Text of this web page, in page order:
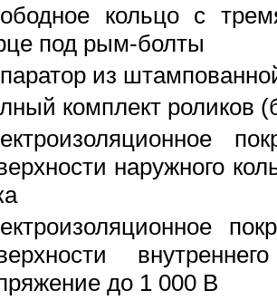
кольцо с
под рым-болты
из
комплект роликов
наружного
до 1 000 В